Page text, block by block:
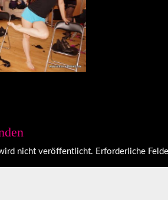
nicht veröffentlicht. Erforderliche